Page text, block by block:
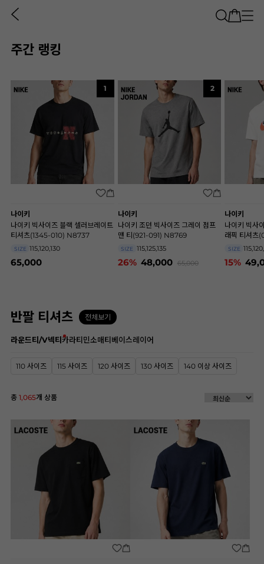
주간 랭킹
1
나이키
나이키 빅사이즈 블랙 셀러브레이트
티셔츠(1345-010) N8737
SIZE 115,120,130
65,000
2
나이키
나이키 조던 빅사이즈 그레이 점프
맨 티(921-091) N8769
SIZE 115,125,135
26% 48,000 65,000
나이키
나이키 빅사
래픽 티셔
SIZE
15%
반팔 티셔츠 전체보기
라운드티/V넥티카라티민소매티베이스레이어
110 사이즈 115 사이즈 120 사이즈 130 사이즈 140 이상 사이즈
총 1,065개 상품